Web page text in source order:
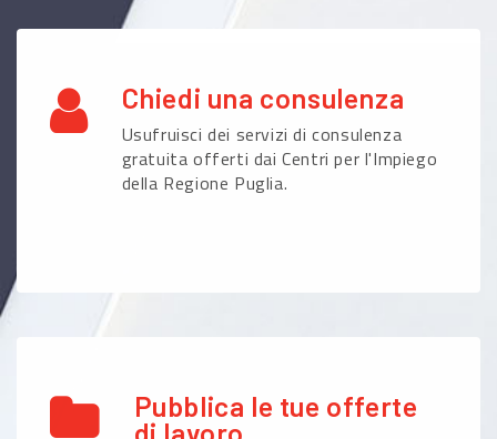
Chiedi una consulenza
Usufruisci dei servizi di consulenza
gratuita offerti dai Centri per l'Impiego
della Regione Puglia.
Pubblica le tue offerte
di lavoro